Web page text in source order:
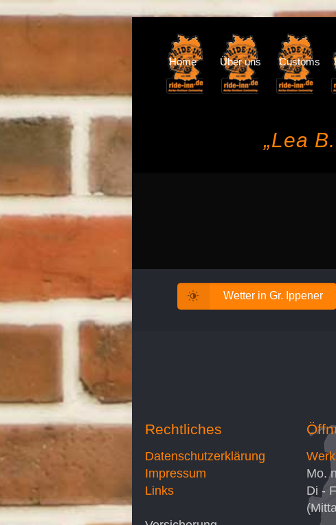
Home Über uns Customs
„Lea
Wetter in Gr. Ippener
Rechtliches
Datenschutzerklärung
Impressum
Links
Mo.
Di -